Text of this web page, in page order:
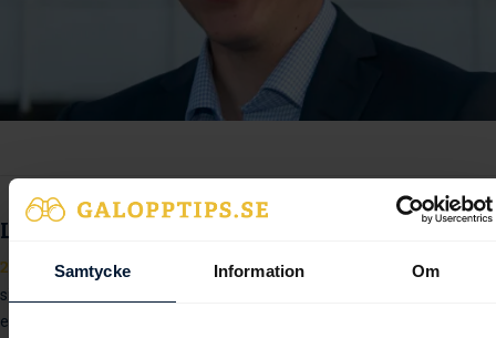
Samtycke Information Om
Lägg namnet Evelina Rönnlund på minnet
2025-10-05Evelina Rönnlund är bara några få segrar ifrån att rida ur
sin viktlättnad som lärling. Jockeyn som ständigt suktar efter nya
erfarenheter och kunskap.